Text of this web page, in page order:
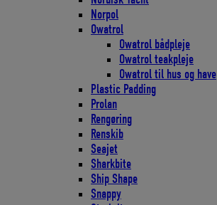
Norpol
Owatrol
Owatrol bådpleje
Owatrol teakpleje
Owatrol til hus og have
Plastic Padding
Prolan
Rengøring
Renskib
Seajet
Sharkbite
Ship Shape
Snappy